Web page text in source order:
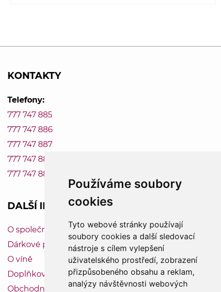
Používáme soubory
cookies
Tyto webové stránky používají
soubory cookies a další sledovací
nástroje s cílem vylepšení
uživatelského prostředí, zobrazení
přizpůsobeného obsahu a reklam,
analýzy návštěvnosti webových
KONTAKTY
Telefony:
777 747 885
777 747 886
777 747 887
777 747 888
777 747 889
DALŠÍ INFORMACE
O společnosti Vinum-Bonum
Dárkové poukazy
O víně
Doplňkový servis
Obchodní podmínky